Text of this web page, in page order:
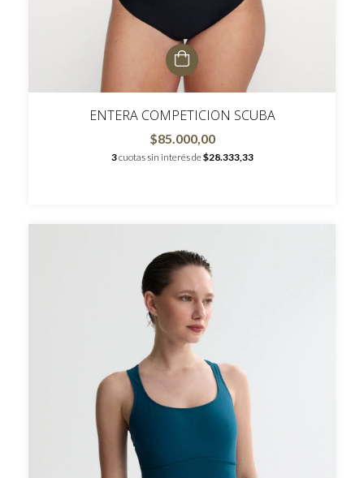
ENTERA COMPETICION SCUBA
$85.000,00
3cuotas sin interés de$28.333,33